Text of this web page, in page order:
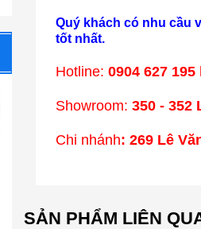
Quý khách có nhu cầu
tốt nhất.
Hotline: 0904 627
Showroom: 350 - 352
Chi nhánh: 269 Lê
SẢN PHẨM LIÊN